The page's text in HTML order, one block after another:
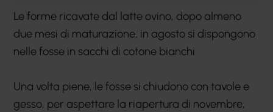
Le forme ricavate dal latte ovino, dopo almeno
due mesi di maturazione, in agosto si dispongono
nelle fosse in sacchi di cotone bianchi
Una volta piene, le fosse si chiudono con tavole e
gesso, per aspettare la riapertura di novembre,